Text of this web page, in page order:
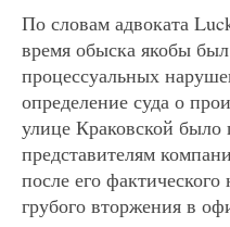
По словам адвоката
время обыска якобы
процессуальных
определение суда о
улице Краковской было
представителям
после его
грубого вторжения в